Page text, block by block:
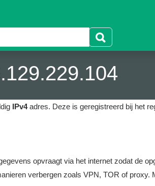
IPv4adres. Deze is geregistreerd bij het
opvraagt via het internet zodat de
verbergen zoals VPN, TOR of proxy.